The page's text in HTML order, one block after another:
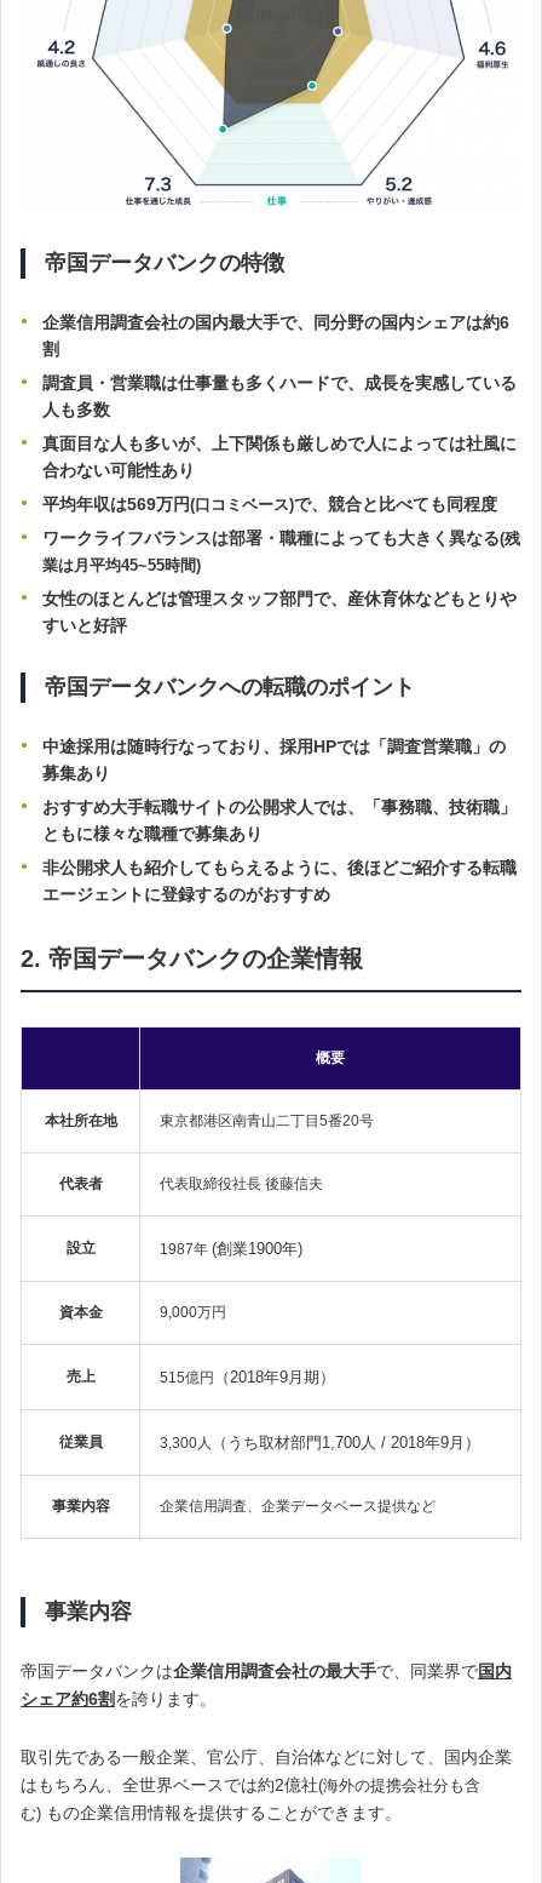
帝国データバンクの特徴
企業信用調査会社の国内最大手で、同分野の国内シェアは約6
割
調査員・営業職は仕事量も多くハードで、成長を実感している
人も多数
真面目な人も多いが、上下関係も厳しめで人によっては社風に
合わない可能性あり
平均年収は569万円(口コミベース)で、競合と比べても同程度
ワークライフバランスは部署・職種によっても大きく異なる(残
業は月平均45~55時間)
女性のほとんどは管理スタッフ部門で、産休育休などもとりや
すいと好評
帝国データバンクへの転職のポイント
中途採用は随時行なっており、採用HPでは「調査営業職」の
募集あり
おすすめ大手転職サイトの公開求人では、「事務職、技術職」
ともに様々な職種で募集あり
非公開求人も紹介してもらえるように、後ほどご紹介する転職
エージェントに登録するのがおすすめ
2. 帝国データバンクの企業情報
概要
本社所在地 東京都港区南青山二丁目5番20号
代表者 代表取締役社長 後藤信夫
設立 1987年 (創業1900年)
資本金 9,000万円
売上 515億円 （2018年9月期）
従業員 3,300人 （うち取材部門1,700人 / 2018年9月）
事業内容 企業信用調査、企業データベース提供など
事業内容
帝国データバンクは企業信用調査会社の最大手で、同業界で国内
シェア約6割を誇ります。
取引先である一般企業、官公庁、自治体などに対して、国内企業
はもちろん、全世界ベースでは約2億社(海外の提携会社分も含
む) もの企業信用情報を提供することができます。